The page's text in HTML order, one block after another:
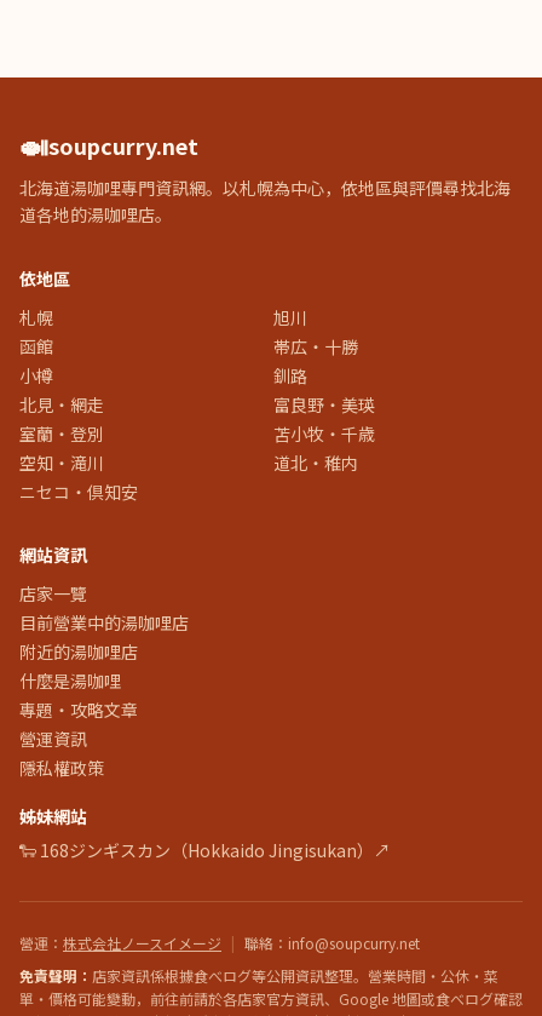
🍛soupcurry.net
北海道湯咖哩專門資訊網。以札幌為中心，依地區與評價尋找北海
道各地的湯咖哩店。
依地區
札幌
旭川
函館
帯広・十勝
小樽
釧路
北見・網走
富良野・美瑛
室蘭・登別
苫小牧・千歳
空知・滝川
道北・稚内
ニセコ・倶知安
網站資訊
店家一覽
目前營業中的湯咖哩店
附近的湯咖哩店
什麼是湯咖哩
專題・攻略文章
營運資訊
隱私權政策
姊妹網站
🐑 168ジンギスカン（Hokkaido Jingisukan）↗
營運 ： 株式会社ノースイメージ | 聯絡 ：info@soupcurry.net
免責聲明： 店家資訊係根據食べログ等公開資訊整理。營業時間・公休・菜
單・價格可能變動，前往前請於各店家官方資訊、Google 地圖或食べログ確認